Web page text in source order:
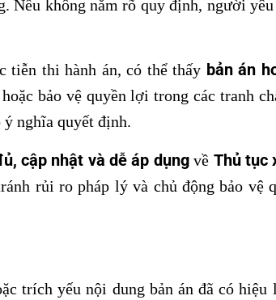
Nếu không nắm rõ quy định, người
tiễn thi hành án, có thể thấy bản án
bảo vệ quyền lợi trong các tranh
nghĩa quyết định.
cập nhật và dễ áp dụngvề Thủ tục
rủi ro pháp lý và chủ động bảo vệ
trích yếu nội dung bản án đã có hiệu